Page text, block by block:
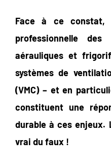
Face à ce constat,
professionnelle des
aérauliques et
systèmes de
(VMC) – et en
constituent une
durable à ces enjeux.
vrai du faux !